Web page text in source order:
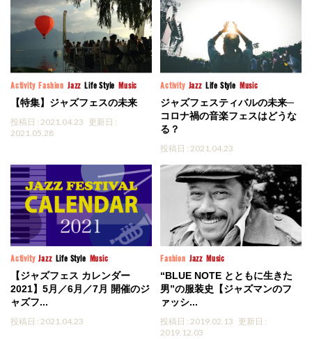
Activity Fashion Jazz Life Style Music
【特集】ジャズフェスの未来
投稿日 : 2021.04.23 更新日 :
2021.05.28
Activity Jazz Life Style Music
ジャズフェスティバルの未来─
コロナ禍の音楽フェスはどうな
る？
投稿日 : 2021.04.23
Activity Jazz Life Style Music
【ジャズフェス カレンダー
2021】5月／6月／7月 開催のジ
ャズフ...
投稿日 : 2021.04.23
Fashion Jazz Music
“BLUE NOTE とともに生きた
男”の服装史【ジャズマンのフ
ァッシ...
投稿日 : 2019.02.13 更新日 :
2019.12.03